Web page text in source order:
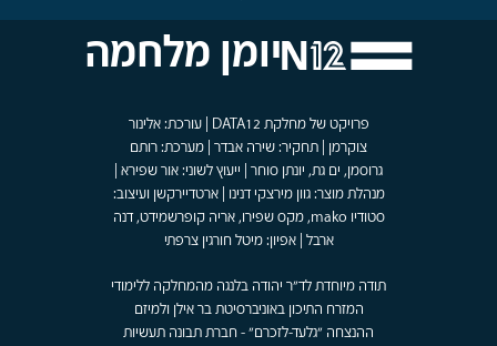
יומן מלחמה
פרויקט של מחלקת DATA12 | עורכת: אלינור
צוקרמן | תחקיר: שירה אבדר | מערכת: רותם
גרוסמן, ים גת, יונתן סוחר | ייעוץ לשוני: אור שפירא |
מנהלת מוצר: גוון מירצקי דנינו | ארטדיירקשן ועיצוב:
סטודיו mako, מקס שפירו, אריה קופרשמידט, דנה
ארבל | אפיון: מיטל חורגין צרפתי
תודה מיוחדת לד"ר יהודה בלנגה מהמחלקה ללימודי
המזרח התיכון באוניברסיטת בר אילן ולמיזם
ההנצחה "גלעד-לזכרם" - חברת תבונה תעשיות